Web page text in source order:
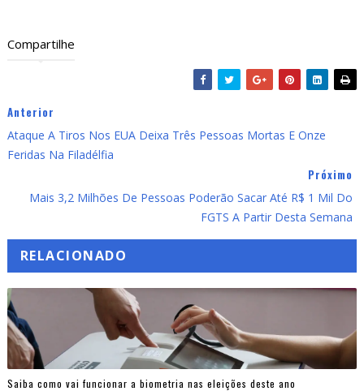
Compartilhe
Anterior
Ataque A Tiros Nos EUA Deixa Três Pessoas Mortas E Onze
Feridas Na Filadélfia
Próximo
Mais 3,2 Milhões De Pessoas Poderão Sacar Até R$ 1 Mil Do
FGTS A Partir Desta Semana
RELACIONADO
Saiba como vai funcionar a biometria nas eleições deste ano